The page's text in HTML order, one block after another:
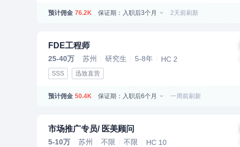
预计佣金 76.2K 保证期：入职后3个月 2天前刷新
FDE工程师
25-40万 苏州 研究生 5-8年 HC 2
SSS 迅致直营
预计佣金 50.4K 保证期：入职后6个月 一周前刷新
市场推广专员/ 医美顾问
5-10万 苏州 不限 不限 HC 10